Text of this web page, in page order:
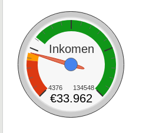
Inkomen
4376 134548
€33.962